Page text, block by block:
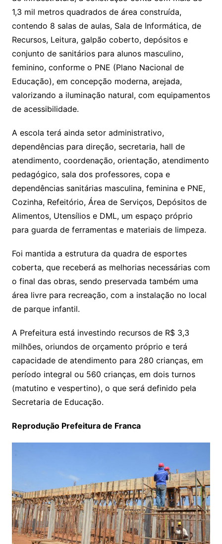
1,3 mil metros quadrados de área construída,
contendo 8 salas de aulas, Sala de Informática, de
Recursos, Leitura, galpão coberto, depósitos e
conjunto de sanitários para alunos masculino,
feminino, conforme o PNE (Plano Nacional de
Educação), em concepção moderna, arejada,
valorizando a iluminação natural, com equipamentos
de acessibilidade.
A escola terá ainda setor administrativo,
dependências para direção, secretaria, hall de
atendimento, coordenação, orientação, atendimento
pedagógico, sala dos professores, copa e
dependências sanitárias masculina, feminina e PNE,
Cozinha, Refeitório, Área de Serviços, Depósitos de
Alimentos, Utensílios e DML, um espaço próprio
para guarda de ferramentas e materiais de limpeza.
Foi mantida a estrutura da quadra de esportes
coberta, que receberá as melhorias necessárias com
o final das obras, sendo preservada também uma
área livre para recreação, com a instalação no local
de parque infantil.
A Prefeitura está investindo recursos de R$ 3,3
milhões, oriundos de orçamento próprio e terá
capacidade de atendimento para 280 crianças, em
período integral ou 560 crianças, em dois turnos
(matutino e vespertino), o que será definido pela
Secretaria de Educação.
Reprodução Prefeitura de Franca